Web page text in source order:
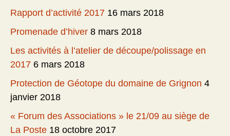
Rapport d’activité 2017 16 mars 2018
Promenade d’hiver 8 mars 2018
Les activités à l’atelier de découpe/polissage en
2017 6 mars 2018
Protection de Géotope du domaine de Grignon 4
janvier 2018
« Forum des Associations » le 21/09 au siège de
La Poste 18 octobre 2017